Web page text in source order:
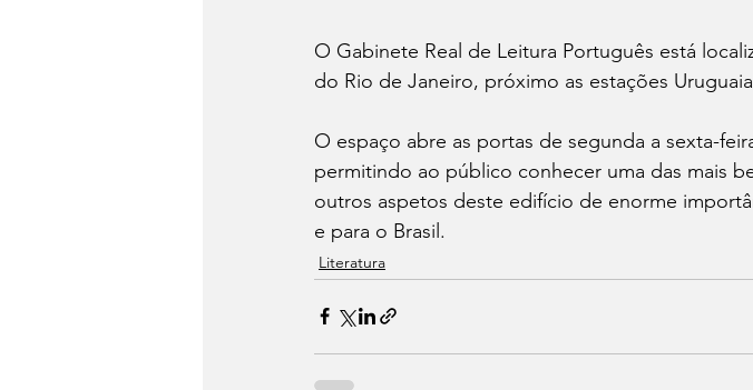
O Gabinete Real de Leitura Português está
do Rio de Janeiro, próximo as estações
O espaço abre as portas de segunda a sexta-
permitindo ao público conhecer uma das mais
outros aspetos deste edifício de enorme
e para o Brasil.
Literatura